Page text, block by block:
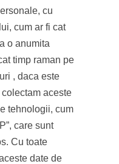
cu
cum ar fi cat
o anumita
timp raman pe
, daca este
aceste
tehnologii, cum
care sunt
Cu toate
date de